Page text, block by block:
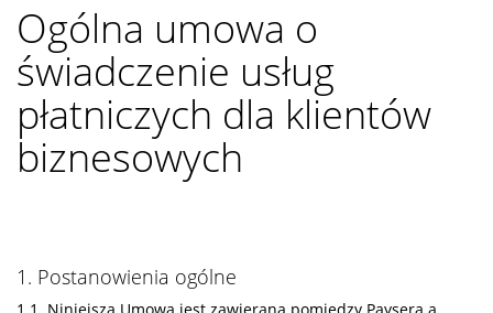
Ogólna umowa o
świadczenie usług
płatniczych dla klientów
biznesowych
1. Postanowienia ogólne